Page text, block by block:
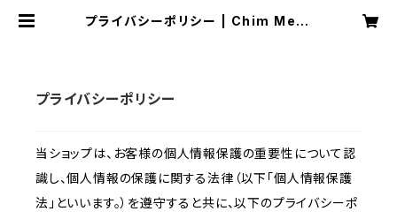
プライバシーポリシー | Chim Merc
プライバシーポリシー
当ショップは、お客様の個人情報保護の重要性について認
識し、個人情報の保護に関する法律（以下「個人情報保護
法」といいます。）を遵守すると共に、以下のプライバシーポ